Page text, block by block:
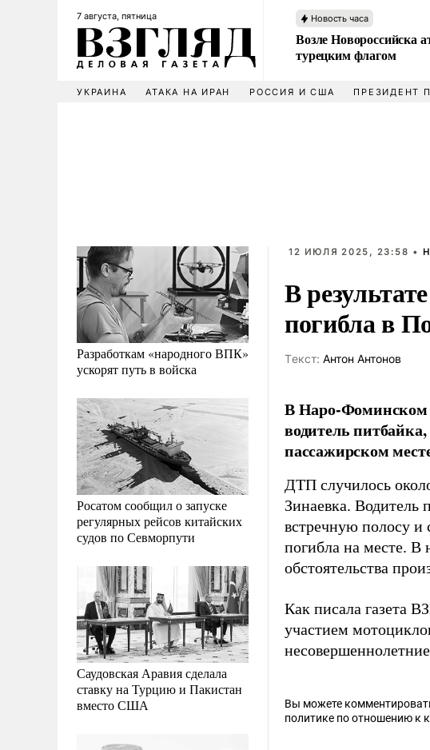
7 августа, пятница Новость часа
Возле Новороссийска
турецким флагом
УКРАИНА АТАКА НА ИРАН РОССИЯ И США ПРЕЗИДЕНТ
Разработкам «народного ВПК»
ускорят путь в войска
Росатом сообщил о запуске
регулярных рейсов китайских
судов по Севморпути
Саудовская Аравия сделала
ставку на Турцию и Пакистан
вместо США
12 ИЮЛЯ 2025, 23:58 •
В
погибла в
Tекст: Антон Антонов
В Наро-Фоминском
водитель
пассажирском
ДТП случилось
Зинаевка. Водитель
встречную полосу и
погибла на месте. В
обстоятельства
Как писала газета
участием
Вы можете
политике по отношению к